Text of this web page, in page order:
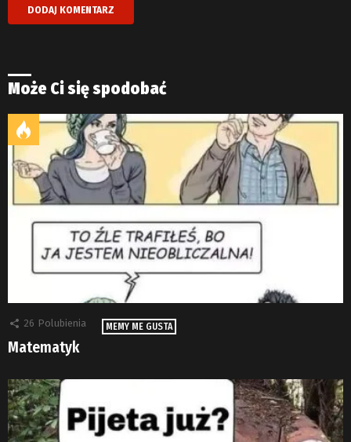
Może Ci się spodobać
26 Polubienia MEMY ME GUSTA
Matematyk